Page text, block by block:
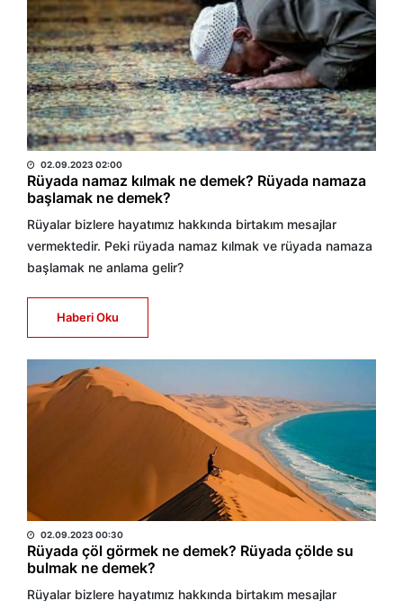
HABER MERKEZİ
02.09.2023 02:00
Rüyada namaz kılmak ne demek? Rüyada namaza
başlamak ne demek?
Rüyalar bizlere hayatımız hakkında birtakım mesajlar
vermektedir. Peki rüyada namaz kılmak ve rüyada namaza
başlamak ne anlama gelir?
Haberi Oku
HABER MERKEZİ
02.09.2023 00:30
Rüyada çöl görmek ne demek? Rüyada çölde su
bulmak ne demek?
Rüyalar bizlere hayatımız hakkında birtakım mesajlar